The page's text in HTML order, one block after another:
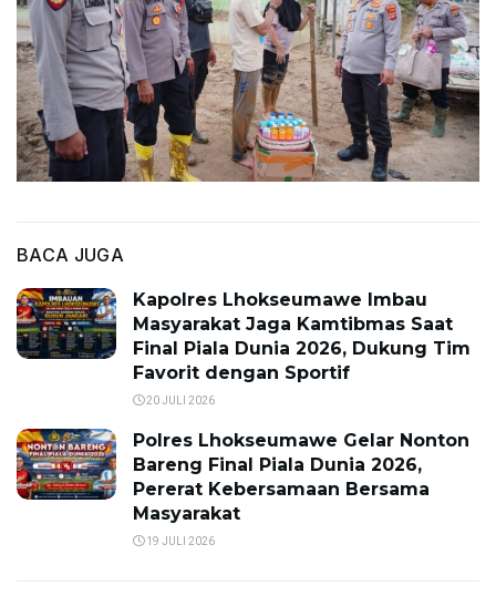
BACA JUGA
Kapolres Lhokseumawe Imbau
Masyarakat Jaga Kamtibmas Saat
Final Piala Dunia 2026, Dukung Tim
Favorit dengan Sportif
20 JULI 2026
Polres Lhokseumawe Gelar Nonton
Bareng Final Piala Dunia 2026,
Pererat Kebersamaan Bersama
Masyarakat
19 JULI 2026